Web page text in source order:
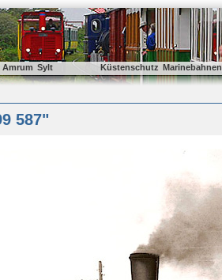
Amrum Sylt Küstenschutz Marinebahnen
587"